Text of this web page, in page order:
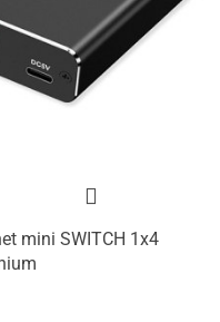
mini SWITCH 1x4